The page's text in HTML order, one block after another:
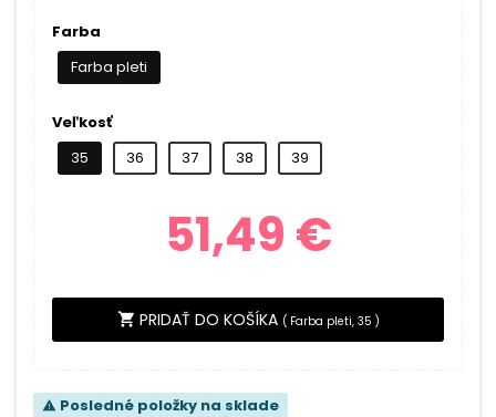
Farba
Farba pleti
Veľkosť
35
36 37 38 39
51,49 €
shopping_cart PRIDAŤ DO KOŠÍKA ( Farba pleti, 35 )
warning Posledné položky na sklade